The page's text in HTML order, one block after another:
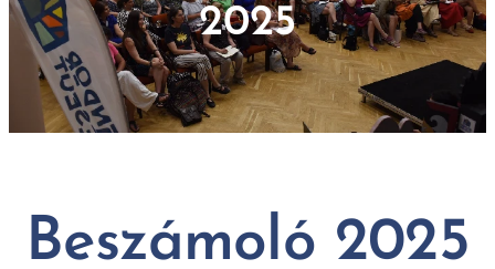
2025
Beszámoló 2025